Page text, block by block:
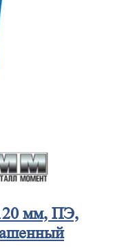
мм, ПЭ,